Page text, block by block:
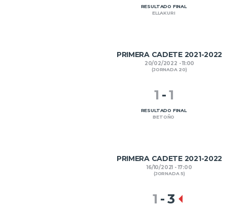
RESULTADO FINAL
ELLAKURI
PRIMERA CADETE 2021-2022
20/02/2022 - 11:00
(JORNADA 20)
1 -1
RESULTADO FINAL
BETOÑO
PRIMERA CADETE 2021-2022
16/10/2021 - 17:00
(JORNADA 5)
1 -3